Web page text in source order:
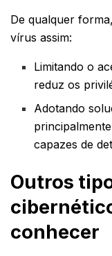
De qualquer
vírus assim:
Limitando o
reduz os
Adotando
capazes de
Outros
conhecer